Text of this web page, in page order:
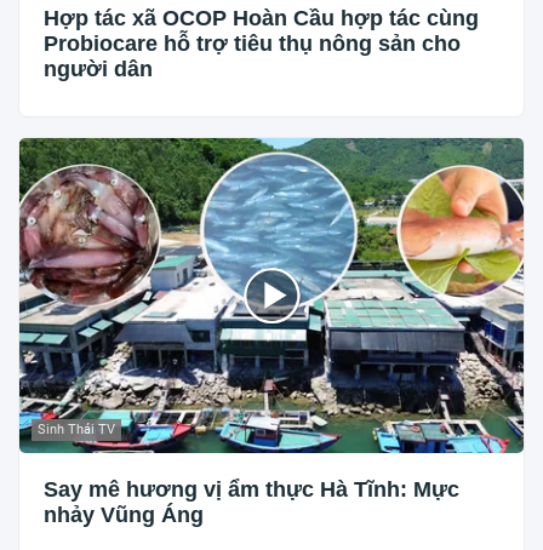
Hợp tác xã OCOP Hoàn Cầu hợp tác cùng
Probiocare hỗ trợ tiêu thụ nông sản cho
người dân
Sinh Thái TV
Say mê hương vị ẩm thực Hà Tĩnh: Mực
nhảy Vũng Áng